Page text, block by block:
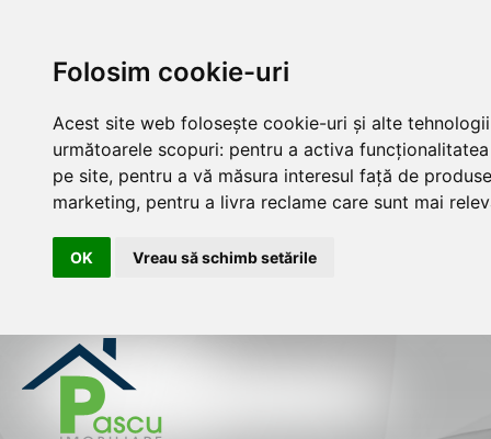
Folosim cookie-uri
Acest site web folosește cookie-uri și alte
următoarele scopuri: pentru a activa
pe site, pentru a vă măsura interesul față de
marketing, pentru a livra reclame care sunt mai
OK Vreau să schimb setările